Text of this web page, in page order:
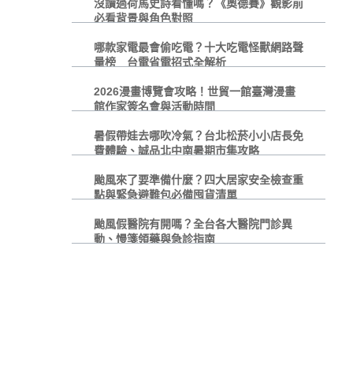
沒讀過荷馬史詩看懂嗎？《奧德賽》觀影前
必看背景與角色對照
哪款家電最會偷吃電？十大吃電怪獸網路聲
量榜 台電省電招式全解析
2026漫畫博覽會攻略！世貿一館臺灣漫畫
館作家簽名會與活動時間
暑假帶娃去哪吹冷氣？台北松菸小小店長免
費體驗、誠品北中南暑期市集攻略
颱風來了要準備什麼？四大居家安全檢查重
點與緊急避難包必備囤貨清單
颱風假醫院有開嗎？全台各大醫院門診異
動、慢箋領藥與急診指南